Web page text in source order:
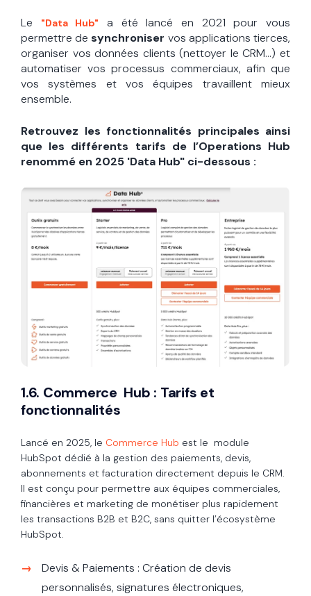
Le "Data Hub"
a été lancé en 2021 pour vous
permettre desynchroniser vos applications tierces,
organiser vos données clients (nettoyer le CRM...) et
automatiser vos processus commerciaux, afin que
vos systèmes et vos équipes travaillent mieux
ensemble.
Retrouvez les fonctionnalités principales ainsi
que les différents tarifs de l’Operations Hub
renommé en 2025 'Data Hub" ci-dessous :
1.6. Commerce Hub : Tarifs et
fonctionnalités
Lancé en 2025, le Commerce Hub est le module
HubSpot dédié à la gestion des paiements, devis,
abonnements et facturation directement depuis le CRM.
Il est conçu pour permettre aux équipes commerciales,
financières et marketing de monétiser plus rapidement
les transactions B2B et B2C, sans quitter l’écosystème
HubSpot.
Devis & Paiements : Création de devis
personnalisés, signatures électroniques,